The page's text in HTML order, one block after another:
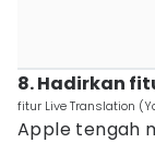
8. Hadirkan
fitur Live Translation
Apple tengah